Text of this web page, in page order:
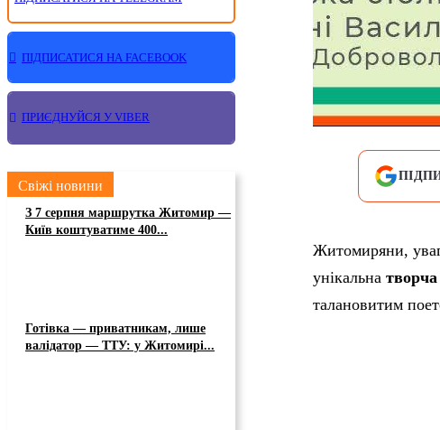
ПІДПИСАТИСЯ НА FACEBOOK
ПРИЄДНУЙСЯ У VIBER
Свіжі новини
З 7 серпня маршрутка Житомир —
Київ коштуватиме 400...
Готівка — приватникам, лише
валідатор — ТТУ: у Житомирі...
Житомиряни,
унікальна
талановитим